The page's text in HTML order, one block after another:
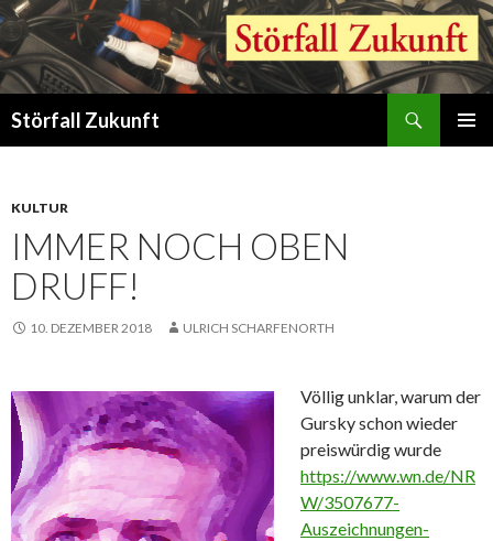
Störfall Zukunft
KULTUR
IMMER NOCH OBEN
DRUFF!
10. DEZEMBER 2018 ULRICH SCHARFENORTH
Völlig unklar, warum der
Gursky schon wieder
preiswürdig wurde
https://www.wn.de/NR
W/3507677-
Auszeichnungen-